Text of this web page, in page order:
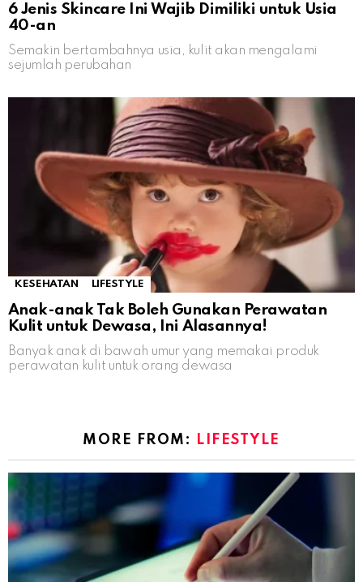
6 Jenis Skincare Ini Wajib Dimiliki untuk Usia
40-an
Semakin bertambahnya usia, kulit akan mengalami
sejumlah perubahan
KESEHATAN LIFESTYLE
Anak-anak Tak Boleh Gunakan Perawatan
Kulit untuk Dewasa, Ini Alasannya!
Banyak anak di bawah umur yang memakai produk
perawatan kulit untuk orang dewasa
MORE FROM: LIFESTYLE